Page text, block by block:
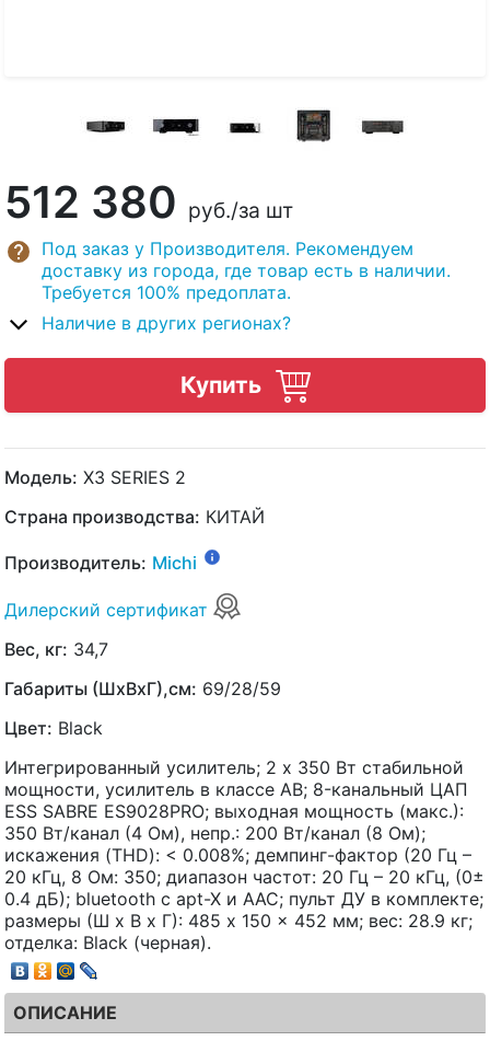
512 380 руб./за шт
Под заказ у Производителя. Рекомендуем
доставку из города, где товар есть в наличии.
Требуется 100% предоплата.
Наличие в других регионах?
Купить
Модель: X3 SERIES 2
Страна производства: КИТАЙ
Производитель: Michi
Дилерский сертификат
Вес, кг: 34,7
Габариты (ШхВхГ),см: 69/28/59
Цвет: Black
Интегрированный усилитель; 2 x 350 Вт стабильной
мощности, усилитель в классе AB; 8-канальный ЦАП
ESS SABRE ES9028PRO; выходная мощность (макс.):
350 Вт/канал (4 Ом), непр.: 200 Вт/канал (8 Ом);
искажения (THD): < 0.008%; демпинг-фактор (20 Гц –
20 кГц, 8 Ом: 350; диапазон частот: 20 Гц – 20 кГц, (0±
0.4 дБ); bluetooth с apt-X и AAC; пульт ДУ в комплекте;
размеры (Ш х В х Г): 485 x 150 x 452 мм; вес: 28.9 кг;
отделка: Black (черная).
ОПИСАНИЕ